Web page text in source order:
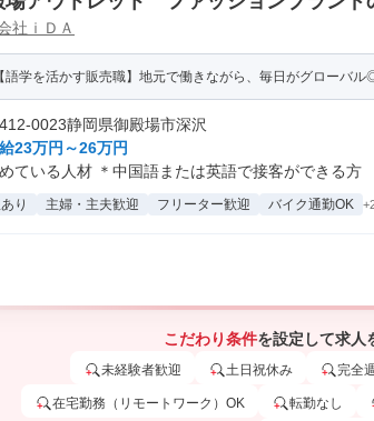
社ｉＤＡ
【語学を活かす販売職】地元で働きながら、毎日がグローバ
0023静岡県御殿場市深沢
23万円～26万円
ている人材 ＊中国語または英語で接客ができる方
り 主婦・主夫歓迎 フリーター歓迎 バイク通勤OK
こだわり条件を設定して求人
未経験者歓迎 土日祝休み 完全
在宅勤務（リモートワーク）OK 転勤なし